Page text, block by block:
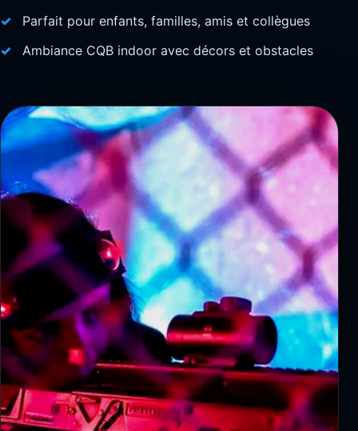
Parfait pour enfants, familles, amis et collègues
Ambiance CQB indoor avec décors et obstacles